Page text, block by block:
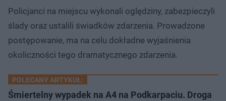
Policjanci na miejscu wykonali oględziny, zabezpieczyli
ślady oraz ustalili świadków zdarzenia. Prowadzone
postępowanie, ma na celu dokładne wyjaśnienia
okoliczności tego dramatycznego zdarzenia.
POLECANY ARTYKUŁ:
Śmiertelny wypadek na A4 na Podkarpaciu. Droga